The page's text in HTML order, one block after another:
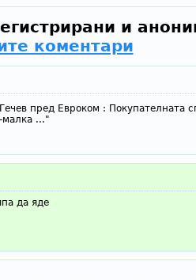
и
коментари
пред Евроком : Покупателната
..."
да яде